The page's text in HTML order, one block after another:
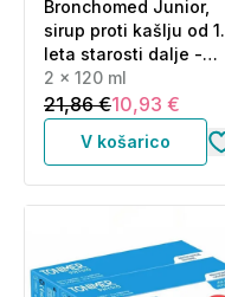
Bronchomed Junior,
sirup proti kašlju od 1.
leta starosti dalje -
paket (2 x 120 ml)
2 x 120 ml
21,86 €10,93 €
V košarico